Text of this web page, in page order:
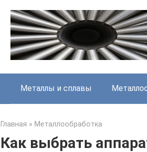
Металлы и сплавы
Главная » Металлообработка
Как выбрать